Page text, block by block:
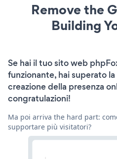
Remove the
Building
Se hai il tuo sito web
funzionante, hai superato
creazione della presenza
congratulazioni!
Ma poi arriva the hard part:
supportare più visitatori?